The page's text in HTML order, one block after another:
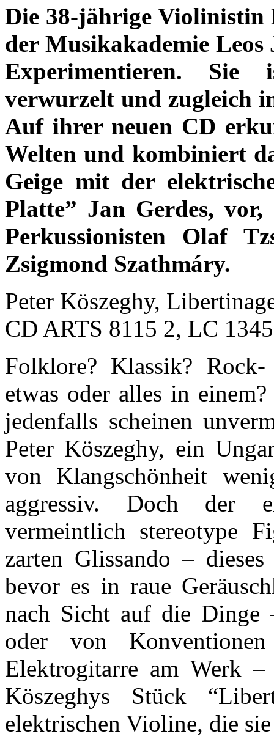
Die 38-jährige Violinistin
der Musikakademie
Experimentieren.
verwurzelt und zugleich
Auf ihrer neuen CD
Welten und kombiniert
Geige mit der
Platte” Jan Gerdes,
Perkussionisten Olaf
Zsigmond Szathmáry.
Peter Köszeghy,
CD ARTS 8115 2, LC
Folklore? Klassik?
etwas oder alles in
jedenfalls scheinen
Peter Köszeghy, ein
von Klangschönheit
aggressiv. Doch der
vermeintlich stereotype
zarten Glissando –
bevor es in raue
nach Sicht auf die Dinge
oder von
Elektrogitarre am Werk
Köszeghys Stück
elektrischen Violine, die